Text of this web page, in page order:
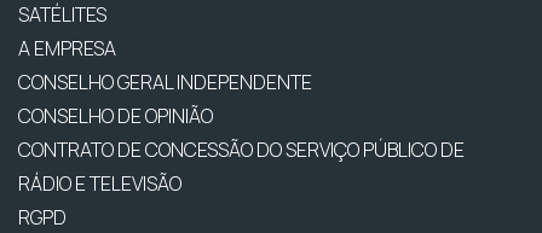
SATÉLITES
A EMPRESA
CONSELHO GERAL INDEPENDENTE
CONSELHO DE OPINIÃO
CONTRATO DE CONCESSÃO DO SERVIÇO PÚBLICO DE
RÁDIO E TELEVISÃO
RGPD